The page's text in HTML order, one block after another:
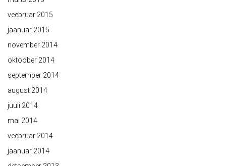
veebruar 2015
jaanuar 2015
november 2014
oktoober 2014
september 2014
august 2014
juuli 2014
mai 2014
veebruar 2014
jaanuar 2014